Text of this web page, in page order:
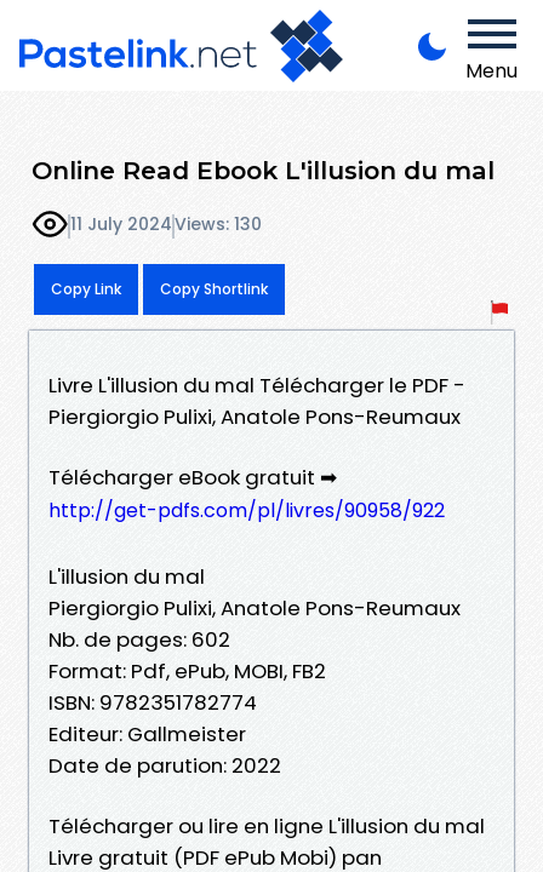
Menu
Online Read Ebook L'illusion du mal
11 July 2024Views: 130
Copy Link Copy Shortlink
Livre L'illusion du mal Télécharger le PDF -
Piergiorgio Pulixi, Anatole Pons-Reumaux
Télécharger eBook gratuit ➡
http://get-pdfs.com/pl/livres/90958/922
L'illusion du mal
Piergiorgio Pulixi, Anatole Pons-Reumaux
Nb. de pages: 602
Format: Pdf, ePub, MOBI, FB2
ISBN: 9782351782774
Editeur: Gallmeister
Date de parution: 2022
Télécharger ou lire en ligne L'illusion du mal
Livre gratuit (PDF ePub Mobi) pan